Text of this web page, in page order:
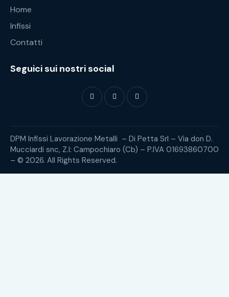
Home
Infissi
Contatti
Seguici sui nostri social
DPM Infissi Lavorazione Metalli – Di Petta Srl – Via don D.
Mucciardi snc, Z.I: Campochiaro (Cb) – P.IVA 01693860700
– © 2026. All Rights Reserved.